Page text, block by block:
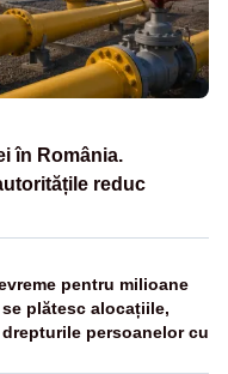
în România.
reduc
pentru milioane
plătesc alocațiile,
persoanelor cu